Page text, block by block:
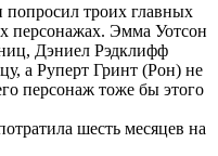
троих главных
персонажах. Эмма Уотсон
Дэниел Рэдклифф
а Руперт Гринт (Рон) не
персонаж тоже бы этого
шесть месяцев на